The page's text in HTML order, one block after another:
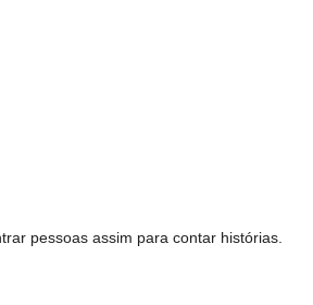
pessoas assim para contar histórias.